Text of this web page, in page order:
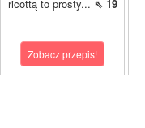
ricottą to prosty... ⇖ 19
Zobacz przepis!